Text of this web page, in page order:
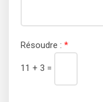
Résoudre : *
11 + 3 =